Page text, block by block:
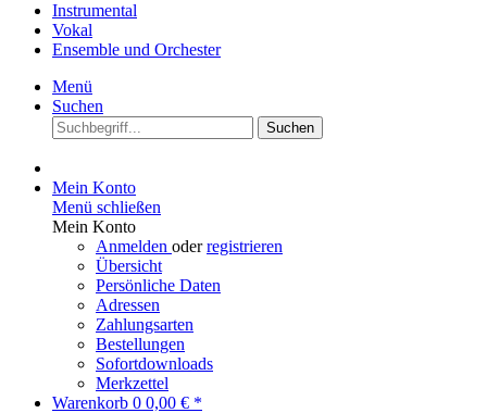
Instrumental
Vokal
Ensemble und Orchester
Menü
Suchen
Suchen
Mein Konto
Menü schließen
Mein Konto
Anmelden oderregistrieren
Übersicht
Persönliche Daten
Adressen
Zahlungsarten
Bestellungen
Sofortdownloads
Merkzettel
Warenkorb 0 0,00 € *